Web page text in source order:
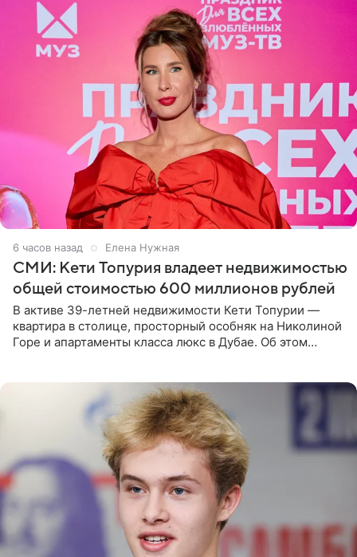
6 часов назад Елена Нужная
СМИ: Кети Топурия владеет недвижимостью
общей стоимостью 600 миллионов рублей
В активе 39-летней недвижимости Кети Топурии —
квартира в столице, просторный особняк на Николиной
Горе и апартаменты класса люкс в Дубае. Об этом